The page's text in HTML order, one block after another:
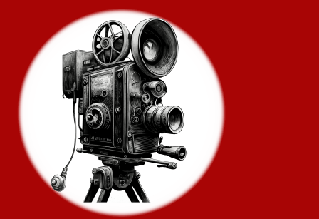
contenu